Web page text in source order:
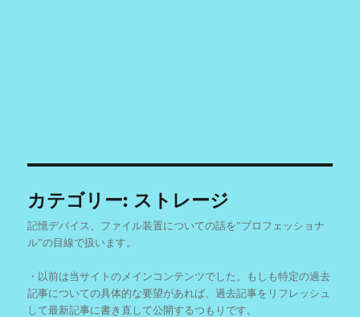
カテゴリー: ストレージ
記憶デバイス、ファイル装置についての話を”プロフェッショナ
ル”の目線で扱います。
・以前は当サイトのメインコンテンツでした。もしも特定の過去
記事についての具体的な要望があれば、過去記事をリフレッシュ
して最新記事に書き直して公開するつもりです。